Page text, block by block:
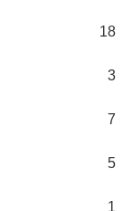
18
3
7
5
1